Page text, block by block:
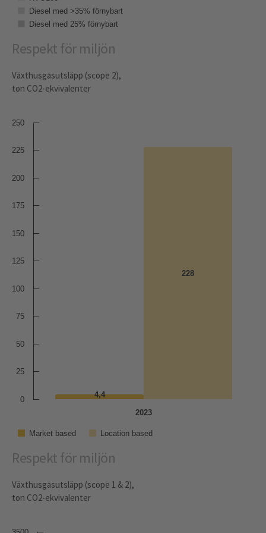
Diesel med >35% förnybart
Diesel med 25% förnybart
Respekt för miljön
Växthusgasutsläpp (scope 2),
ton CO2-ekvivalenter
4,4
4,4
228
228
Market based Location based
2023
0
25
50
75
100
125
150
175
200
225
250
Respekt för miljön
Växthusgasutsläpp (scope 1 & 2),
ton CO2-ekvivalenter